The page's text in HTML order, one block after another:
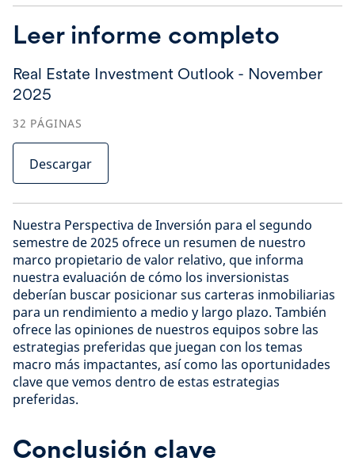
Leer informe completo
Real Estate Investment Outlook - November
2025
32 PÁGINAS
Descargar
Nuestra Perspectiva de Inversión para el segundo
semestre de 2025 ofrece un resumen de nuestro
marco propietario de valor relativo, que informa
nuestra evaluación de cómo los inversionistas
deberían buscar posicionar sus carteras inmobiliarias
para un rendimiento a medio y largo plazo. También
ofrece las opiniones de nuestros equipos sobre las
estrategias preferidas que juegan con los temas
macro más impactantes, así como las oportunidades
clave que vemos dentro de estas estrategias
preferidas.
Conclusión clave